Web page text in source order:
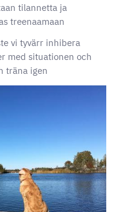
tilannetta ja
treenaamaan
vi tyvärr inhibera
med situationen och
träna igen